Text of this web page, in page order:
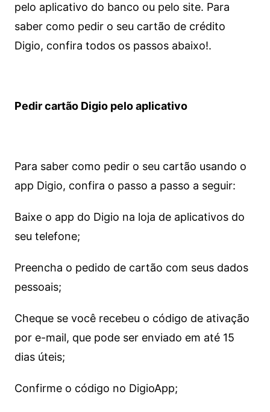
pelo aplicativo do banco ou pelo site. Para
saber como pedir o seu cartão de crédito
Digio, confira todos os passos abaixo!.
Pedir cartão Digio pelo aplicativo
Para saber como pedir o seu cartão usando o
app Digio, confira o passo a passo a seguir:
Baixe o app do Digio na loja de aplicativos do
seu telefone;
Preencha o pedido de cartão com seus dados
pessoais;
Cheque se você recebeu o código de ativação
por e-mail, que pode ser enviado em até 15
dias úteis;
Confirme o código no DigioApp;